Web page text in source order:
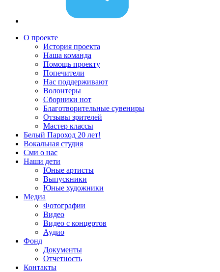
О проекте
История проекта
Наша команда
Помощь проекту
Попечители
Нас поддерживают
Волонтеры
Сборники нот
Благотворительные сувениры
Отзывы зрителей
Мастер классы
Белый Пароход 20 лет!
Вокальная студия
Сми о нас
Наши дети
Юные артисты
Выпускники
Юные художники
Медиа
Фотографии
Видео
Видео с концертов
Аудио
Фонд
Документы
Отчетность
Контакты